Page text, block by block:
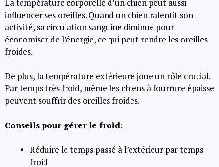
La température corporelle d’un chien peut aussi
influencer ses oreilles. Quand un chien ralentit son
activité, sa circulation sanguine diminue pour
économiser de l’énergie, ce qui peut rendre les oreilles
froides.
De plus, la température extérieure joue un rôle crucial.
Par temps très froid, même les chiens à fourrure épaisse
peuvent souffrir des oreilles froides.
Conseils pour gérer le froid:
Réduire le temps passé à l’extérieur par temps
froid